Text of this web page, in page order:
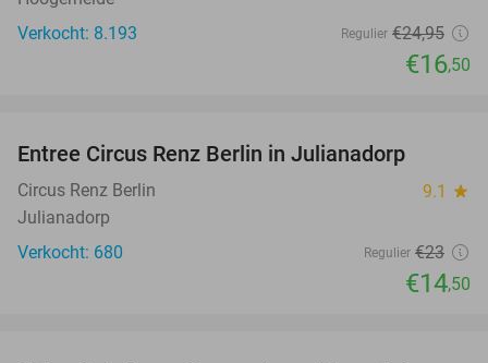
Verkocht: 8.193
Regulier €24,95
€16,50
Entree Circus Renz Berlin in Julianadorp
Circus Renz Berlin 9.1 star
Julianadorp
Verkocht: 680
Regulier €23
€14,50